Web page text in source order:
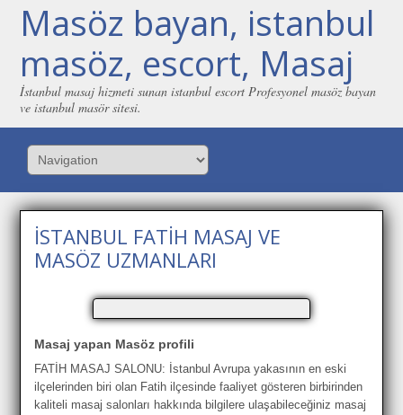
Masöz bayan, istanbul
masöz, escort, Masaj
İstanbul masaj hizmeti sunan istanbul escort Profesyonel masöz bayan
ve istanbul masör sitesi.
İSTANBUL FATİH MASAJ VE
MASÖZ UZMANLARI
Masaj yapan Masöz profili
FATİH MASAJ SALONU: İstanbul Avrupa yakasının en eski
ilçelerinden biri olan Fatih ilçesinde faaliyet gösteren birbirinden
kaliteli masaj salonları hakkında bilgilere ulaşabileceğiniz masaj